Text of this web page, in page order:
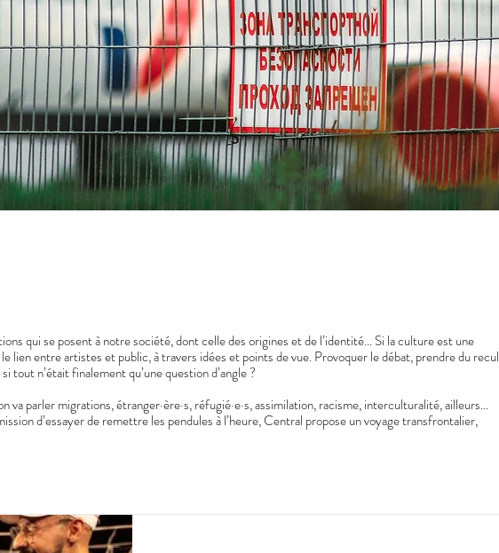
qui se posent à notre société, dont celle des origines et de l’identité... Si la culture est une
lien entre artistes et public, à travers idées et points de vue. Provoquer le débat, prendre du recul
tout n’était finalement qu’une question d’angle ?
parler migrations, étranger·ère·s, réfugié·e·s, assimilation, racisme, interculturalité, ailleurs...
d’essayer de remettre les pendules à l’heure, Central propose un voyage transfrontalier,